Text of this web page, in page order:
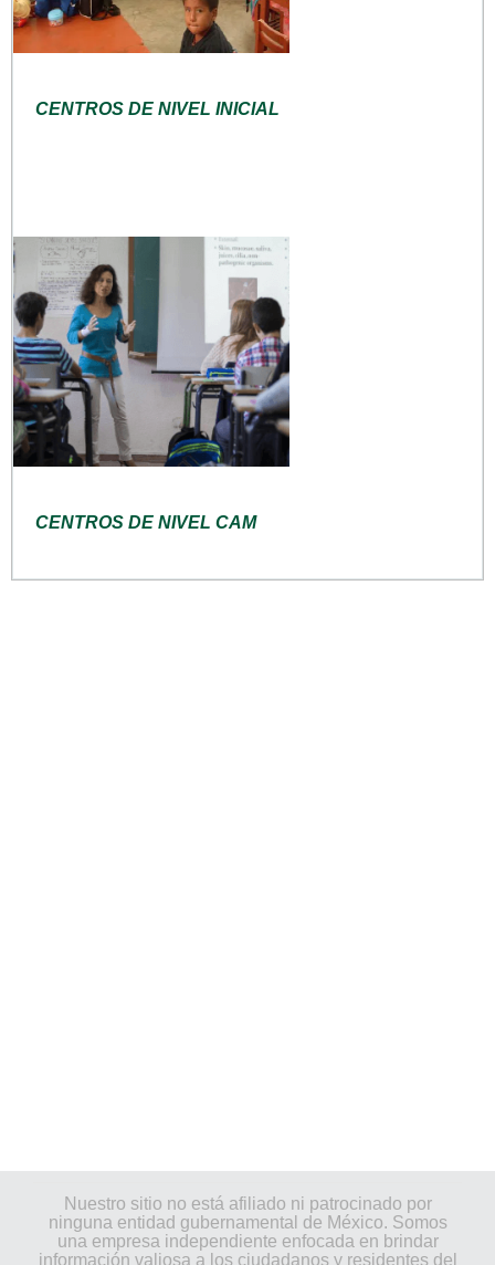
CENTROS DE NIVEL INICIAL
CENTROS DE NIVEL CAM
Nuestro sitio no está afiliado ni patrocinado por
ninguna entidad gubernamental de México. Somos
una empresa independiente enfocada en brindar
información valiosa a los ciudadanos y residentes del